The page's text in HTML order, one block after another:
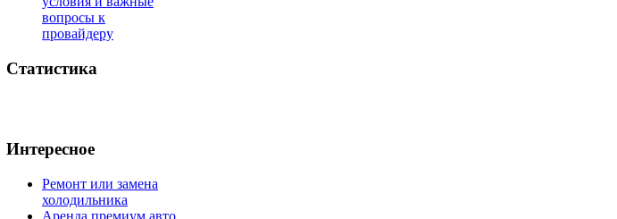
вопросы к
провайдеру
Статистика
Интересное
Ремонт или замена
холодильника